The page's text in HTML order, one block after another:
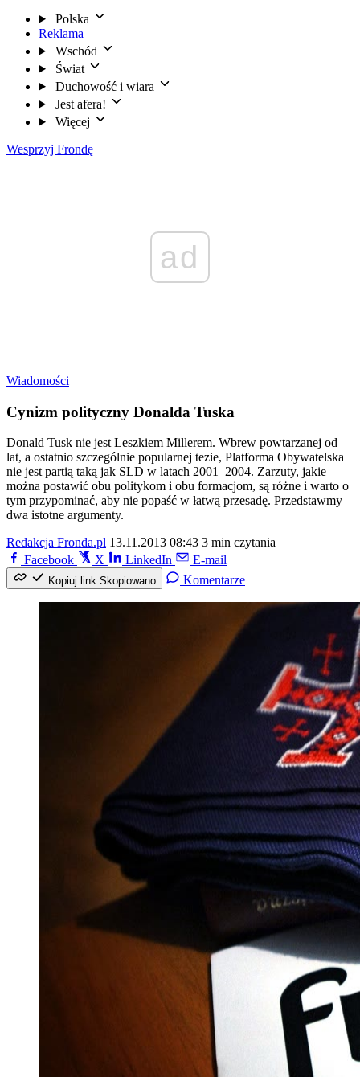
Polska
Reklama
Wschód
Świat
Duchowość i wiara
Jest afera!
Więcej
Wesprzyj Frondę
ad
Wiadomości
Cynizm polityczny Donalda Tuska
Donald Tusk nie jest Leszkiem Millerem. Wbrew powtarzanej od
lat, a ostatnio szczególnie popularnej tezie, Platforma Obywatelska
nie jest partią taką jak SLD w latach 2001–2004. Zarzuty, jakie
można postawić obu politykom i obu formacjom, są różne i warto o
tym przypominać, aby nie popaść w łatwą przesadę. Przedstawmy
dwa istotne argumenty.
Redakcja Fronda.pl 13.11.2013 08:43 3 min czytania
Facebook
X LinkedIn E-mail
Kopiuj link Skopiowano Komentarze